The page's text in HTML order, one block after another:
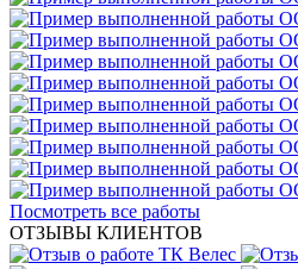
Посмотреть все работы
ОТЗЫВЫ КЛИЕНТОВ